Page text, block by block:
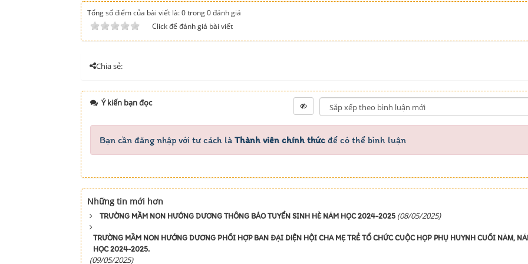
Tổng số điểm của bài viết là: 0 trong 0 đánh giá
Click để đánh giá bài viết
Chia sẻ:
Ý kiến bạn đọc
Bạn cần đăng nhập với tư cách là Thành viên chính thức để có thể bình luận
Những tin mới hơn
TRƯỜNG MẦM NON HƯỚNG DƯƠNG THÔNG BÁO TUYỂN SINH HÈ NĂM HỌC 2024-2025 (08/05/2025)
TRƯỜNG MẦM NON HƯỚNG DƯƠNG PHỐI HỢP BAN ĐẠI DIỆN HỘI CHA MẸ TRẺ TỔ CHỨC CUỘC HỌP PHỤ HUYNH CUỐI NĂM,
HỌC 2024-2025.
(09/05/2025)